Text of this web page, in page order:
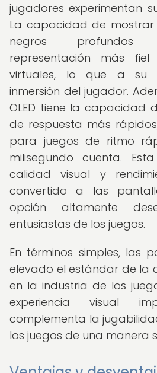
jugadores experimentan
La capacidad de mostrar
negros
representación más
virtuales, lo que a su
inmersión del jugador.
OLED tiene la capacidad
de respuesta más
para juegos de ritmo
milisegundo cuenta.
calidad visual y
convertido a las
opción altamente
entusiastas de los juegos.
En términos simples, las
elevado el estándar de la
en la industria de los
experiencia visual
complementa la
los juegos de una manera